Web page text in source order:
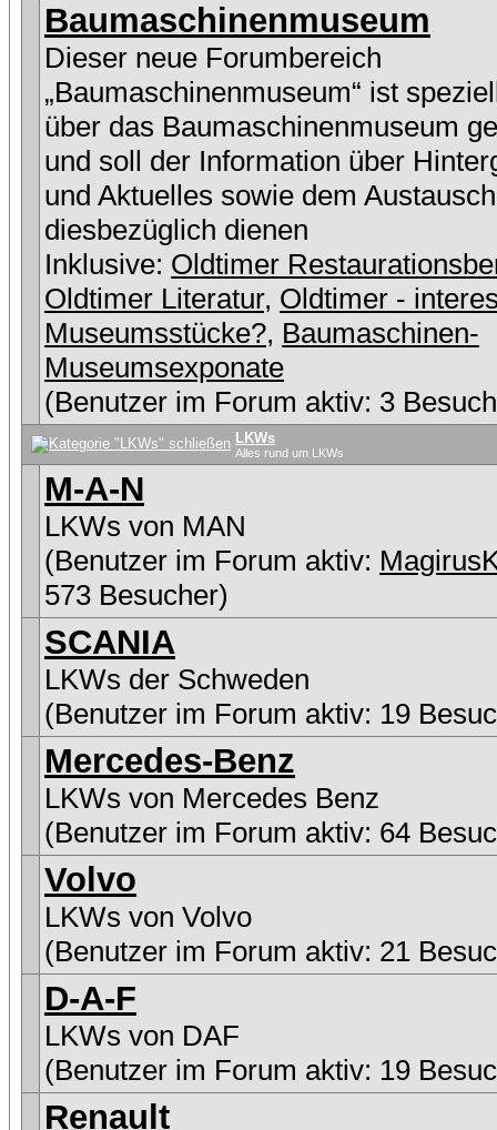
Baumaschinenmuseum
Dieser neue Forumbereich
„Baumaschinenmuseum“ ist
über das Baumaschinenmuseum
und soll der Information über
und Aktuelles sowie dem Austausch
diesbezüglich dienen
Inklusive: Oldtimer
Oldtimer Literatur, Oldtimer -
Museumsstücke?, Baumaschinen-
Museumsexponate
(Benutzer im Forum aktiv: 3
LKWs
Alles rund um LKWs
M-A-N
LKWs von MAN
(Benutzer im Forum aktiv:
573 Besucher)
SCANIA
LKWs der Schweden
(Benutzer im Forum aktiv: 19
Mercedes-Benz
LKWs von Mercedes Benz
(Benutzer im Forum aktiv: 64
Volvo
LKWs von Volvo
(Benutzer im Forum aktiv: 21
D-A-F
LKWs von DAF
(Benutzer im Forum aktiv: 19
Renault